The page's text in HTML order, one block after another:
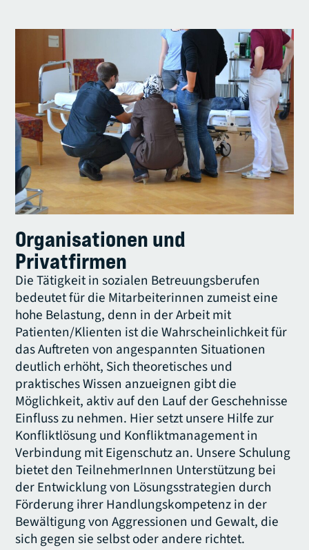
Organisationen und
Privatfirmen
Die Tätigkeit in sozialen Betreuungsberufen
bedeutet für die Mitarbeiterinnen zumeist eine
hohe Belastung, denn in der Arbeit mit
Patienten/Klienten ist die Wahrscheinlichkeit für
das Auftreten von angespannten Situationen
deutlich erhöht, Sich theoretisches und
praktisches Wissen anzueignen gibt die
Möglichkeit, aktiv auf den Lauf der Geschehnisse
Einfluss zu nehmen. Hier setzt unsere Hilfe zur
Konfliktlösung und Konfliktmanagement in
Verbindung mit Eigenschutz an. Unsere Schulung
bietet den TeilnehmerInnen Unterstützung bei
der Entwicklung von Lösungsstrategien durch
Förderung ihrer Handlungskompetenz in der
Bewältigung von Aggressionen und Gewalt, die
sich gegen sie selbst oder andere richtet.